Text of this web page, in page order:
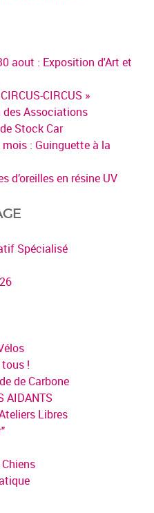
aout : Exposition d'Art et
CIRCUS »
des Associations
Stock Car
: Guinguette à la
d’oreilles en résine UV
Spécialisé
!
de Carbone
AIDANTS
Libres